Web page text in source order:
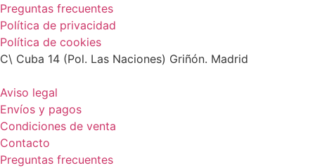
Preguntas frecuentes
Política de privacidad
Política de cookies
C\ Cuba 14 (Pol. Las Naciones) Griñón. Madrid
Aviso legal
Envíos y pagos
Condiciones de venta
Contacto
Preguntas frecuentes